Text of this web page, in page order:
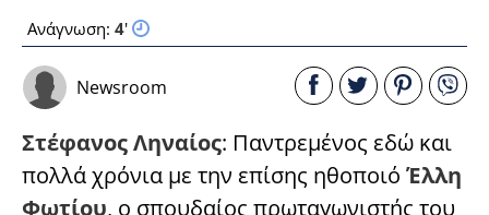
Ανάγνωση: 4'
Newsroom
Στέφανος Ληναίος: Παντρεμένος εδώ και
πολλά χρόνια με την επίσης ηθοποιό Έλλη
Φωτίου, ο σπουδαίος πρωταγωνιστής του